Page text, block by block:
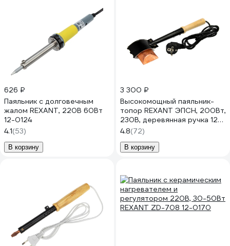
626 ₽
Паяльник с долговечным
жалом REXANT, 220В 60Вт
12-0124
4.1(53)
В корзину
3 300 ₽
Высокомощный паяльник-
топор REXANT ЭПСН, 200Вт,
230В, деревянная ручка 12-
0292
4.8(72)
В корзину